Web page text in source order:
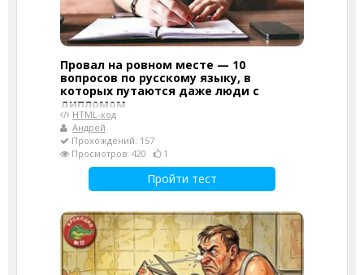
Провал на ровном месте — 10
вопросов по русскому языку, в
которых путаются даже люди с
дипломом
HTML-код
Андрей
Прохождений: 157
Просмотров: 420
1
Пройти тест